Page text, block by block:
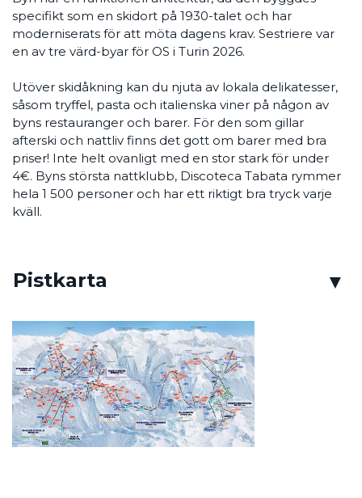
specifikt som en skidort på 1930-talet och har
moderniserats för att möta dagens krav. Sestriere var
en av tre värd-byar för OS i Turin 2026.
Utöver skidåkning kan du njuta av lokala delikatesser,
såsom tryffel, pasta och italienska viner på någon av
byns restauranger och barer. För den som gillar
afterski och nattliv finns det gott om barer med bra
priser! Inte helt ovanligt med en stor stark för under
4€. Byns största nattklubb, Discoteca Tabata rymmer
hela 1 500 personer och har ett riktigt bra tryck varje
kväll.
Pistkarta